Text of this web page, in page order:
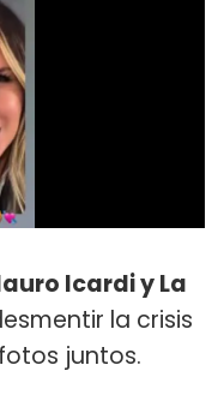
Icardi y La
la crisis
juntos.